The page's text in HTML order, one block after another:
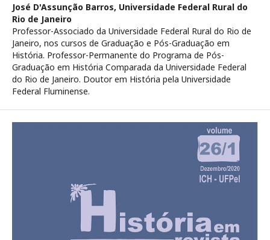
José D'Assunção Barros, Universidade Federal Rural do
Rio de Janeiro
Professor-Associado da Universidade Federal Rural do Rio de
Janeiro, nos cursos de Graduação e Pós-Graduação em
História. Professor-Permanente do Programa de Pós-
Graduação em História Comparada da Universidade Federal
do Rio de Janeiro. Doutor em História pela Universidade
Federal Fluminense.